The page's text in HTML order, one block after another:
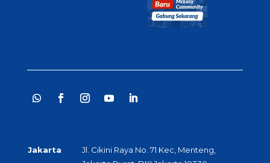
Jakarta
Jl. Cikini Raya No. 71 Kec, Menteng,